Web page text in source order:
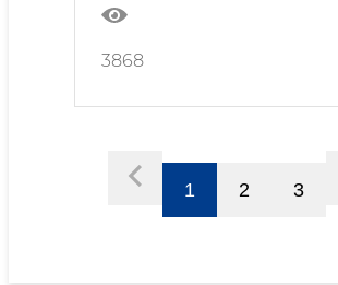
yo‘nalishdagi rejalari
muhokama qilindi
3868
1 2 3